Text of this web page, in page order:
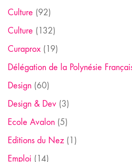
Culture (92)
Culture (132)
Curaprox (19)
Délégation de la Polynésie
Design (60)
Design & Dev (3)
Ecole Avalon (5)
Editions du Nez (1)
Emploi (14)